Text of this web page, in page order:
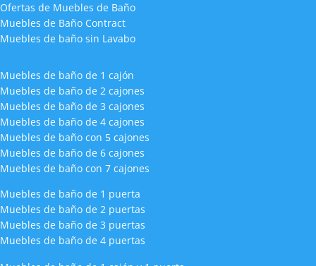
Ofertas de Muebles de Baño
Muebles de Baño Contract
Muebles de baño sin Lavabo
Muebles de baño de 1 cajón
Muebles de baño de 2 cajones
Muebles de baño de 3 cajones
Muebles de baño de 4 cajones
Muebles de baño con 5 cajones
Muebles de baño de 6 cajones
Muebles de baño con 7 cajones
Muebles de baño de 1 puerta
Muebles de baño de 2 puertas
Muebles de baño de 3 puertas
Muebles de baño de 4 puertas